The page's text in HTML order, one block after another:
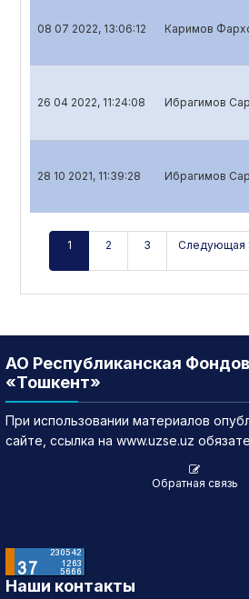
08 07 2022, 13:06:12 Каримов
26 04 2022, 11:24:08 Ибрагимов
28 10 2021, 11:39:28 Ибрагимов
1 2 3 Следующая
АО Республиканская
«Тошкент»
При использовании материалов
сайте, ссылка на www.uzse.uz
Обратная связь
Наши контакты